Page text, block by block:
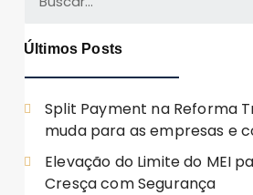
Últimos Posts
Split Payment na Reforma
muda para as empresas e
Elevação do Limite do MEI
Cresça com Segurança